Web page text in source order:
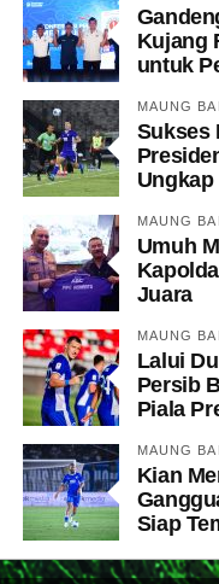
Kujang
untuk
MAUNG
Sukses
MAUNG
Umuh
Juara
MAUNG
Lalui
Persib
Piala
MAUNG
Kian
Siap